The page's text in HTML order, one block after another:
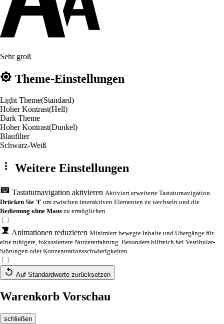
Sehr groß
Theme-Einstellungen
Light Theme(Standard)
Hoher Kontrast(Hell)
Dark Theme
Hoher Kontrast(Dunkel)
Blaufilter
Schwarz-Weiß
Weitere Einstellungen
Tastaturnavigation aktivieren Aktiviert erweiterte Tastaturnavigation.
Drücken Sie 'f' um zwischen interaktiven Elementen zu wechseln und die
Bedienung ohne Maus zu ermöglichen.
Animationen reduzieren Minimiert bewegte Inhalte und Übergänge für
eine ruhigere, fokussiertere Nutzererfahrung. Besonders hilfreich bei Vestibular-
Störungen oder Konzentrationsschwierigkeiten.
Auf Standardwerte zurücksetzen
Warenkorb Vorschau
schließen